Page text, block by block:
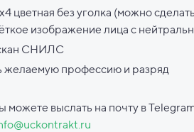
цветная без уголка (можно
изображение лица с
СНИЛС
желаемую профессию и разряд
можете выслать на почту в